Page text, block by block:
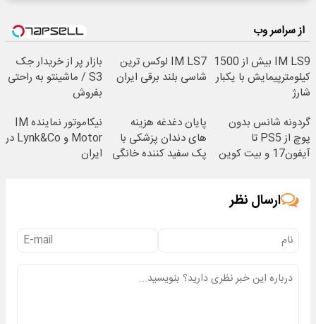
از سراسر وب
IM LS9 بیش از 1500
کیلومترپیمایش با یکبار
شارژ
IM LS7 لوکس ترین
شاسی بلند برقی ایران
بازار پر از خریدار جک
S3 / ماشینتو به راحتی
بفروش
گردونه شانس بدون
پوچ از PS5 تا
آیفون17 و بیت کوین
پایان دغدغه هزینه
های دندان پزشکی با
پک سفید کننده خانگی
نیکاموتور نماینده IM
Motor و Lynk&Co در
ایران
ارسال نظر